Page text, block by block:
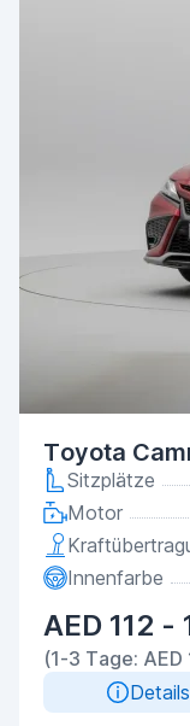
Toyota
Sitzplätze
Motor
Innenfarbe
AED 112 -
(1-3 Tage:
Details